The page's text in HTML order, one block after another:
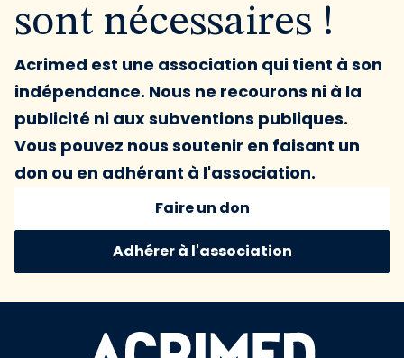
sont nécessaires !
Acrimed est une association qui tient à son
indépendance. Nous ne recourons ni à la
publicité ni aux subventions publiques.
Vous pouvez nous soutenir en faisant un
don ou en adhérant à l'association.
Faire un don
Adhérer à l'association